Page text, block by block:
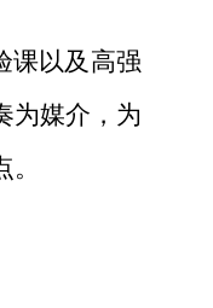
课以及高强
为媒介，为